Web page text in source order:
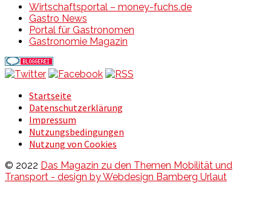
Wirtschaftsportal – money-fuchs.de
Gastro News
Portal für Gastronomen
Gastronomie Magazin
Startseite
Datenschutzerklärung
Impressum
Nutzungsbedingungen
Nutzung von Cookies
© 2022 Das Magazin zu den Themen Mobilität und
Transport - design by Webdesign Bamberg Urlaut